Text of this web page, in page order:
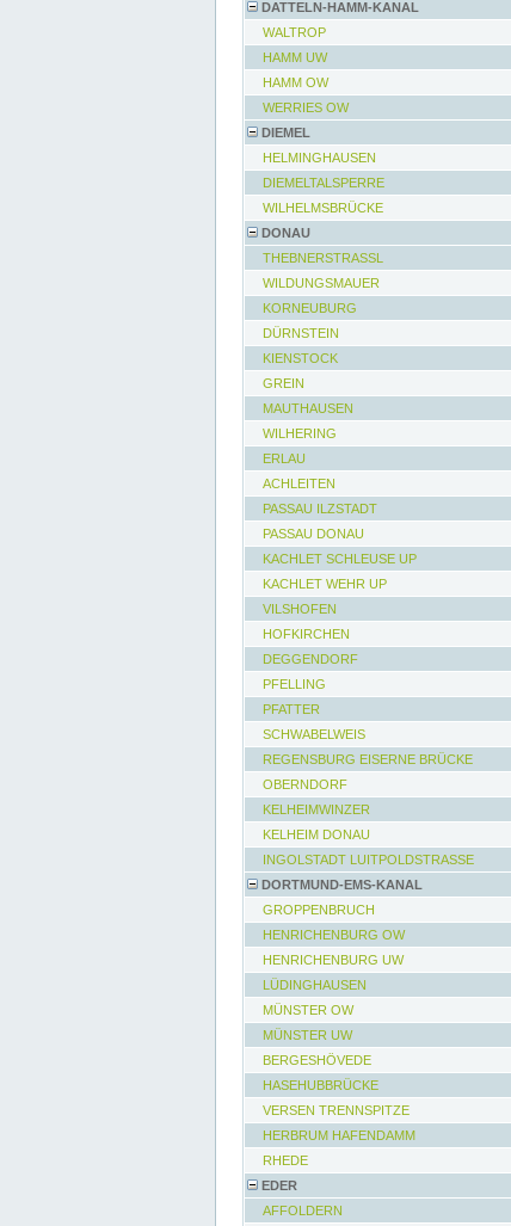
DATTELN-HAMM-KANAL
WALTROP
HAMM UW
HAMM OW
WERRIES OW
DIEMEL
HELMINGHAUSEN
DIEMELTALSPERRE
WILHELMSBRÜCKE
DONAU
THEBNERSTRASSL
WILDUNGSMAUER
KORNEUBURG
DÜRNSTEIN
KIENSTOCK
GREIN
MAUTHAUSEN
WILHERING
ERLAU
ACHLEITEN
PASSAU ILZSTADT
PASSAU DONAU
KACHLET SCHLEUSE UP
KACHLET WEHR UP
VILSHOFEN
HOFKIRCHEN
DEGGENDORF
PFELLING
PFATTER
SCHWABELWEIS
REGENSBURG EISERNE BRÜCKE
OBERNDORF
KELHEIMWINZER
KELHEIM DONAU
INGOLSTADT LUITPOLDSTRASSE
DORTMUND-EMS-KANAL
GROPPENBRUCH
HENRICHENBURG OW
HENRICHENBURG UW
LÜDINGHAUSEN
MÜNSTER OW
MÜNSTER UW
BERGESHÖVEDE
HASEHUBBRÜCKE
VERSEN TRENNSPITZE
HERBRUM HAFENDAMM
RHEDE
EDER
AFFOLDERN